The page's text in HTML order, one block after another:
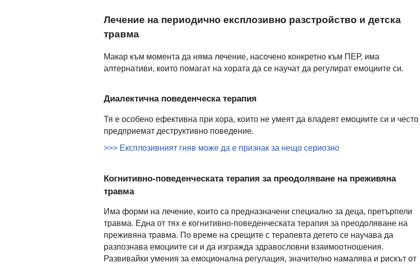
Лечение на периодично експлозивно разстройство и детска
травма
Макар към момента да няма лечение, насочено конкретно към ПЕР, има
алтернативи, които помагат на хората да се научат да регулират емоциите си.
Диалектична поведенческа терапия
Тя е особено ефективна при хора, които не умеят да владеят емоциите си и често
предприемат деструктивно поведение.
>>> Експлозивният гняв може да е признак за нещо сериозно
Когнитивно-поведенческата терапия за преодоляване на преживяна
травма
Има форми на лечение, които са предназначени специално за деца, претърпели
травма. Една от тях е когнитивно-поведенческата терапия за преодоляване на
преживяна травма. По време на срещите с терапевта детето се научава да
разпознава емоциите си и да изгражда здравословни взаимоотношения.
Развивайки умения за емоционална регулация, значително намалява и рискът от